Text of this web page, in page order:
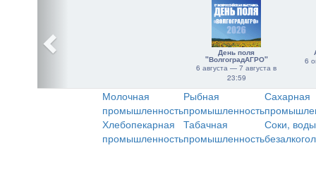
День поля
"ВолгоградАГРО"
6 августа — 7 августа в
23:59
6
Молочная
промышленность
Рыбная
промышленность
Сахарная
Хлебопекарная
промышленность
Табачная
промышленность
Соки,